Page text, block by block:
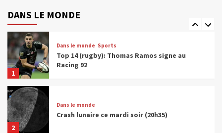
DANS LE MONDE
5
15 ans en France
1
Dans le monde Sports
Top 14 (rugby): Thomas Ramos signe au
Racing 92
2
Dans le monde
Crash lunaire ce mardi soir (20h35)